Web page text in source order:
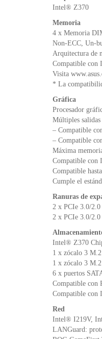
Intel® Z370
Memoria
4 x Memoria
Non-ECC, Un-
Arquitectura de
Compatible
Visita
* La
Gráfica
Procesador
Múltiples
– Compatible
– Compatible
Máxima
Compatible
Compatible
Cumple el
Ranuras de
2 x PCIe 3.0/
2 x PCIe 3.0/2.0
Intel® Z370
1 x zócalo 3
1 x zócalo 3
6 x puertos
Compatible con
Compatible
Red
Intel® I219V,
LANGuard: